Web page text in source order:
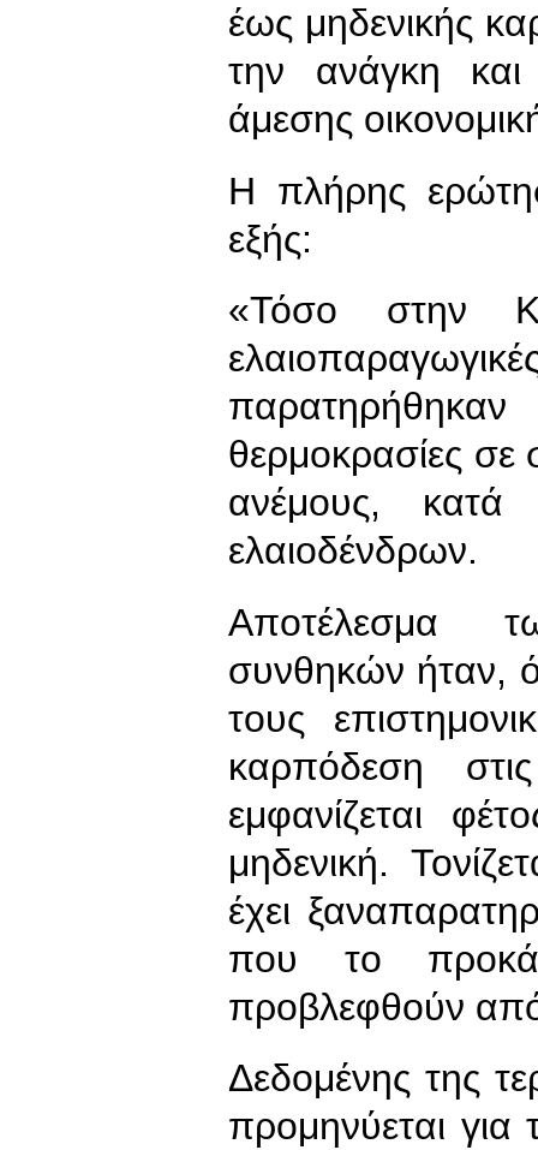
έως μηδενικής
την ανάγκη και
άμεσης
Η πλήρης
εξής:
«Τόσο στην
θερμοκρασίες σε
ανέμους,
ελαιοδένδρων.
Αποτέλεσμα
συνθηκών ήταν,
τους
καρπόδεση
εμφανίζεται
μηδενική.
έχει
που το
προβλεφθούν
Δεδομένης της
προμηνύεται για